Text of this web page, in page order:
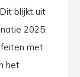
blijkt uit
2025.
met
het